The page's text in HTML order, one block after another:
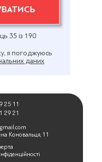
35 із 190
я погоджуюсь
даних
25 11
29 21
Коновальця, 11